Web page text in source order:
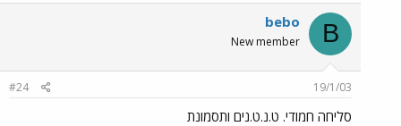
B
bebo
New member
19/1/03
#24
סליחה חמודי. ט.נ.ט.נים ותסמונת